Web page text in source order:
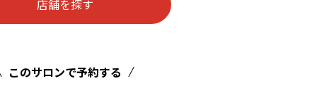
店舗を探す
このサロンで予約する